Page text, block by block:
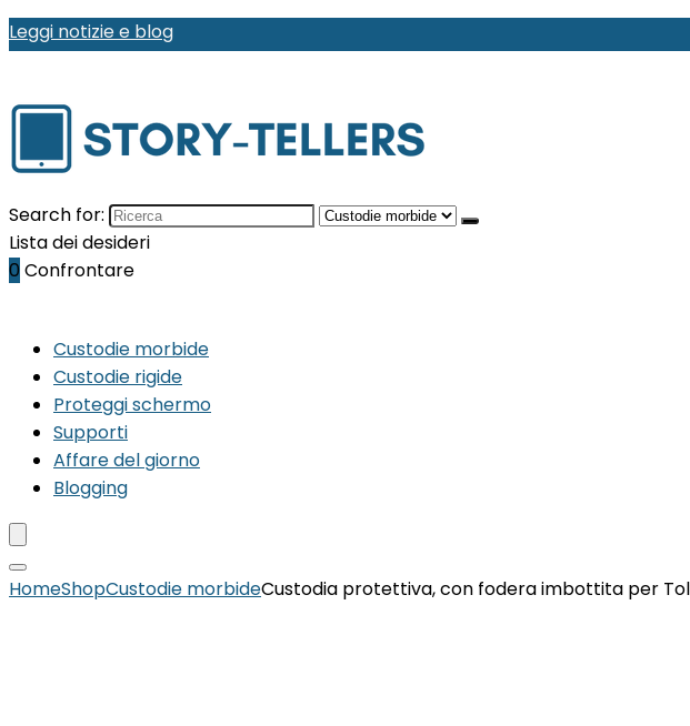
Leggi notizie e blog
Search for:
Lista dei desideri
0 Confrontare
Custodie morbide
Custodie rigide
Proteggi schermo
Supporti
Affare del giorno
Blogging
HomeShopCustodie morbideCustodia protettiva, con fodera imbottita per